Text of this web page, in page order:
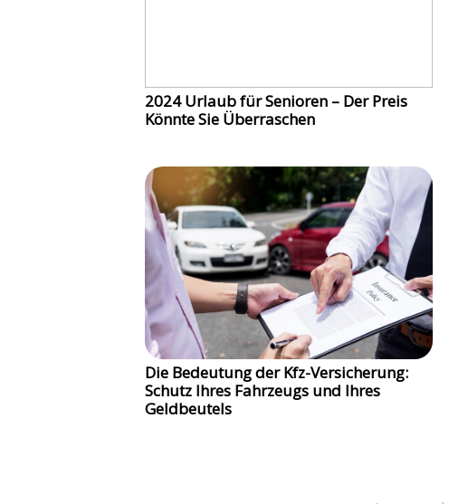
2024 Urlaub für Senioren – Der Preis
Könnte Sie Überraschen
Die Bedeutung der Kfz-Versicherung:
Schutz Ihres Fahrzeugs und Ihres
Geldbeutels